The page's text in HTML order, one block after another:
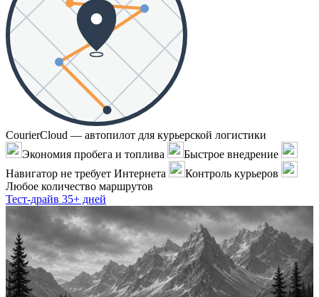
CourierCloud — автопилот для курьерской логистики
Экономия пробега и топлива
Быстрое внедрение
Навигатор не требует Интернета
Контроль курьеров
Любое количество маршрутов
Тест-драйв 35+ дней